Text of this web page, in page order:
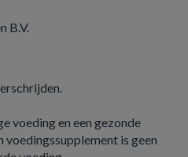
B.V.
voeding en een gezonde
voedingssupplement is geen